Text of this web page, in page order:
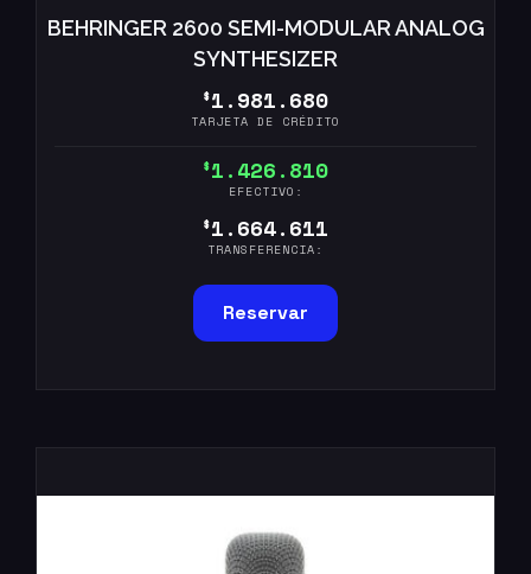
BEHRINGER 2600 SEMI-MODULAR ANALOG
SYNTHESIZER
$1.981.680
TARJETA DE CRÉDITO
$1.426.810
EFECTIVO:
$1.664.611
TRANSFERENCIA:
Reservar